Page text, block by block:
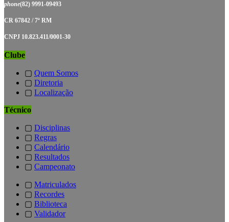
phone(82) 9991-09493
CR 67842 / 7ª RM
CNPJ 10.823.411/0001-30
Clube
▢ Quem Somos
▢ Diretoria
▢ Localização
Técnico
▢ Disciplinas
▢ Regras
▢ Calendário
▢ Resultados
▢ Campeonato
▢ Matriculados
▢ Recordes
▢ Biblioteca
▢ Validador